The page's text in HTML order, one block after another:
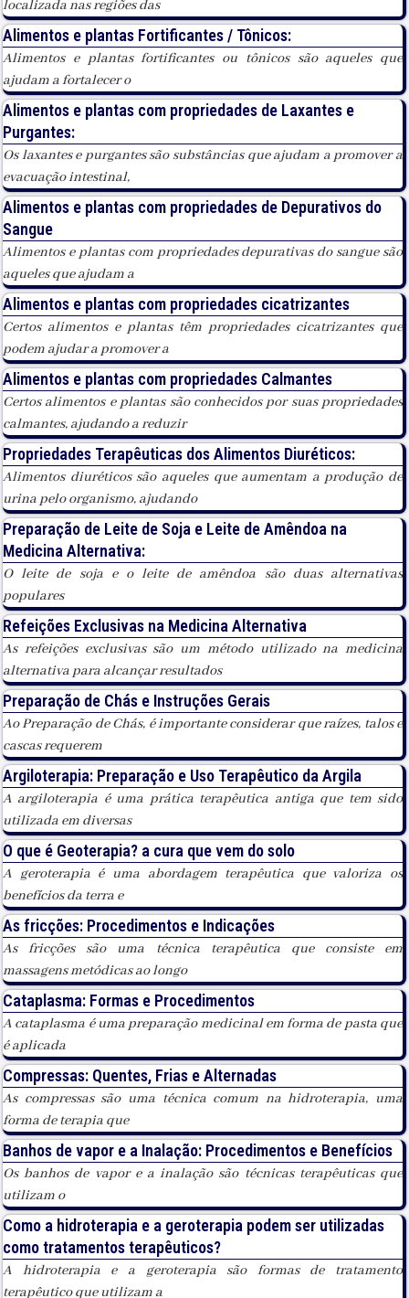
localizada nas regiões das
Alimentos e plantas Fortificantes / Tônicos:
Alimentos e plantas fortificantes ou tônicos são aqueles que
ajudam a fortalecer o
Alimentos e plantas com propriedades de Laxantes e
Purgantes:
Os laxantes e purgantes são substâncias que ajudam a promover a
evacuação intestinal,
Alimentos e plantas com propriedades de Depurativos do
Sangue
Alimentos e plantas com propriedades depurativas do sangue são
aqueles que ajudam a
Alimentos e plantas com propriedades cicatrizantes
Certos alimentos e plantas têm propriedades cicatrizantes que
podem ajudar a promover a
Alimentos e plantas com propriedades Calmantes
Certos alimentos e plantas são conhecidos por suas propriedades
calmantes, ajudando a reduzir
Propriedades Terapêuticas dos Alimentos Diuréticos:
Alimentos diuréticos são aqueles que aumentam a produção de
urina pelo organismo, ajudando
Preparação de Leite de Soja e Leite de Amêndoa na
Medicina Alternativa:
O leite de soja e o leite de amêndoa são duas alternativas
populares
Refeições Exclusivas na Medicina Alternativa
As refeições exclusivas são um método utilizado na medicina
alternativa para alcançar resultados
Preparação de Chás e Instruções Gerais
Ao Preparação de Chás, é importante considerar que raízes, talos e
cascas requerem
Argiloterapia: Preparação e Uso Terapêutico da Argila
A argiloterapia é uma prática terapêutica antiga que tem sido
utilizada em diversas
O que é Geoterapia? a cura que vem do solo
A geroterapia é uma abordagem terapêutica que valoriza os
benefícios da terra e
As fricções: Procedimentos e Indicações
As fricções são uma técnica terapêutica que consiste em
massagens metódicas ao longo
Cataplasma: Formas e Procedimentos
A cataplasma é uma preparação medicinal em forma de pasta que
é aplicada
Compressas: Quentes, Frias e Alternadas
As compressas são uma técnica comum na hidroterapia, uma
forma de terapia que
Banhos de vapor e a Inalação: Procedimentos e Benefícios
Os banhos de vapor e a inalação são técnicas terapêuticas que
utilizam o
Como a hidroterapia e a geroterapia podem ser utilizadas
como tratamentos terapêuticos?
A hidroterapia e a geroterapia são formas de tratamento
terapêutico que utilizam a